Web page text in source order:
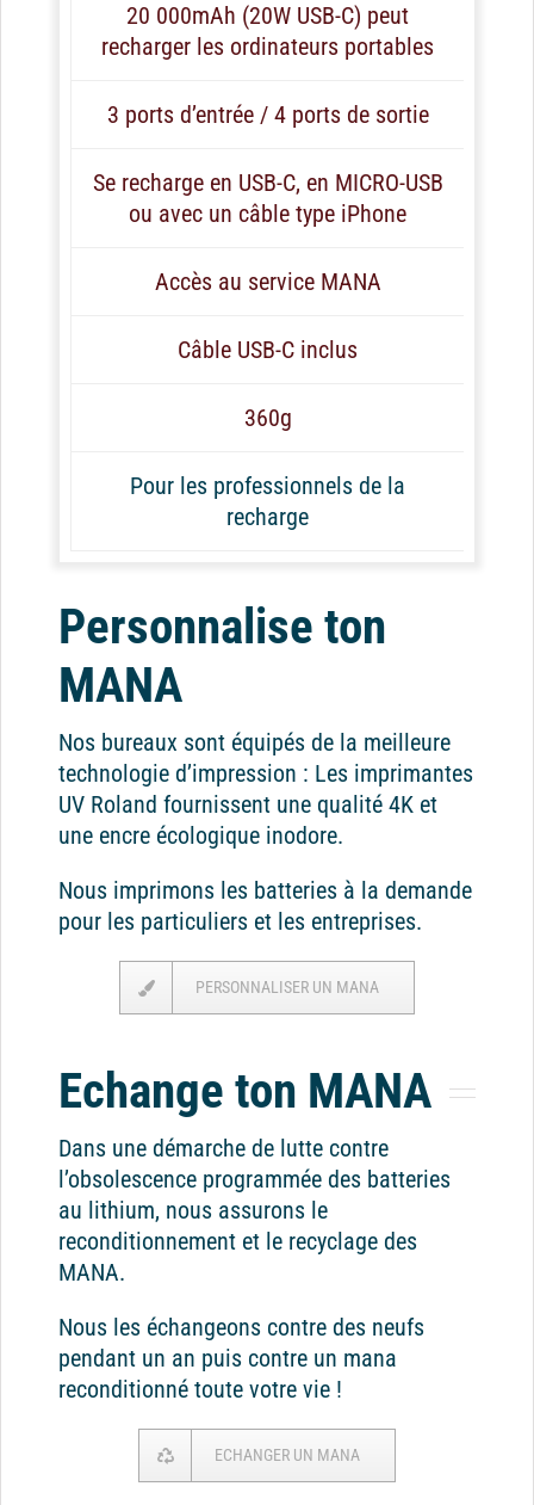
20 000mAh (20W USB-C) peut
recharger les ordinateurs portables
3 ports d’entrée / 4 ports de sortie
Se recharge en USB-C, en MICRO-USB
ou avec un câble type iPhone
Accès au service MANA
Câble USB-C inclus
360g
Pour les professionnels de la
recharge
Personnalise ton
MANA
Nos bureaux sont équipés de la meilleure
technologie d’impression : Les imprimantes
UV Roland fournissent une qualité 4K et
une encre écologique inodore.
Nous imprimons les batteries à la demande
pour les particuliers et les entreprises.
PERSONNALISER UN MANA
Echange ton MANA
Dans une démarche de lutte contre
l’obsolescence programmée des batteries
au lithium, nous assurons le
reconditionnement et le recyclage des
MANA.
Nous les échangeons contre des neufs
pendant un an puis contre un mana
reconditionné toute votre vie !
ECHANGER UN MANA